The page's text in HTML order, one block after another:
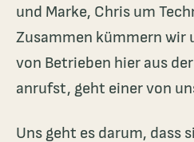
und Marke, Chris um
Zusammen kümmern
von Betrieben hier aus
anrufst, geht einer von
Uns geht es darum, dass